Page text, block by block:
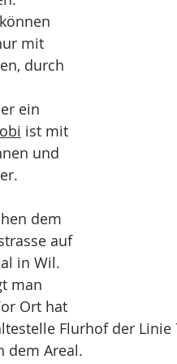
mit
durch
ein
ist mit
und
dem
auf
in Wil.
man
Ort hat
Flurhof der
dem Areal.